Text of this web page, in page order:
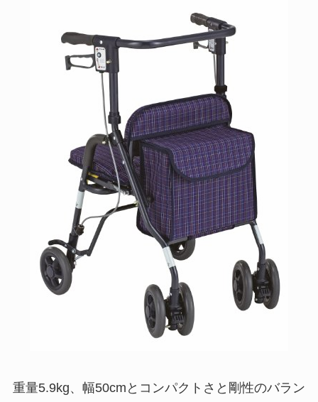
重量5.9kg、幅50cmとコンパクトさと剛性のバラン